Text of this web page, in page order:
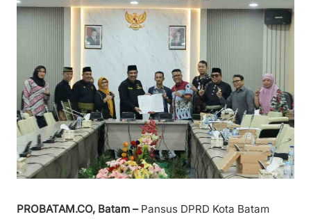
PROBATAM.CO, Batam – Pansus DPRD Kota Batam